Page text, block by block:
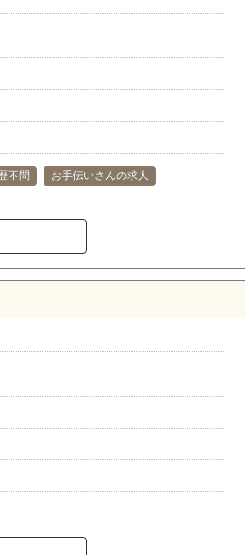
不問 お手伝いさんの求人